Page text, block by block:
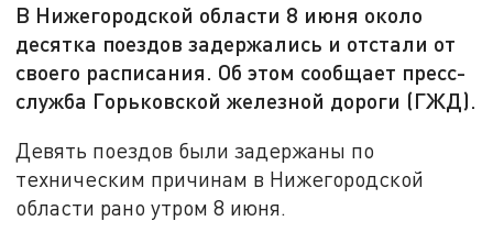
В Нижегородской области 8 июня около
десятка поездов задержались и отстали от
своего расписания. Об этом сообщает пресс-
служба Горьковской железной дороги (ГЖД).
Девять поездов были задержаны по
техническим причинам в Нижегородской
области рано утром 8 июня.